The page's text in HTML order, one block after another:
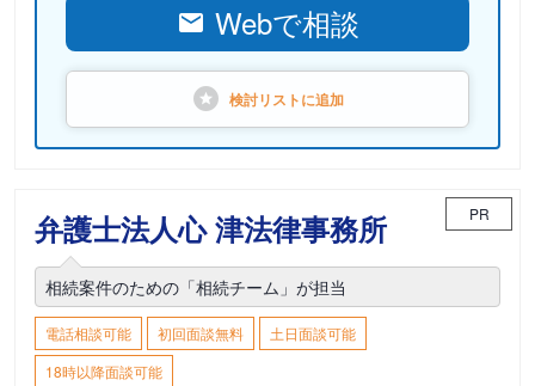
Webで相談
検討リストに追加
弁護士法人心 津法律事務所 PR
相続案件のための「相続チーム」が担当
電話相談可能 初回面談無料
土日面談可能
18時以降面談可能